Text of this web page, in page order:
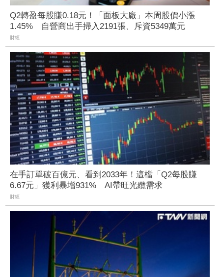
Q2轉盈每股賺0.18元！「面板大廠」本周股價小漲
1.45% 自營商出手掃入2191張、斥資5349萬元
財經
在手訂單破百億元、看到2033年！這檔「Q2每股賺
6.67元」獲利暴增931% AI帶旺光纜需求
財經